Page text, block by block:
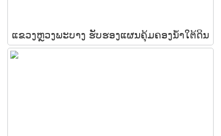
ແຂວງຫຼວງພະບາງ ຮັບຮອງແຜນຄຸ້ມຄອງນ້ຳໃຕ້ດິນ